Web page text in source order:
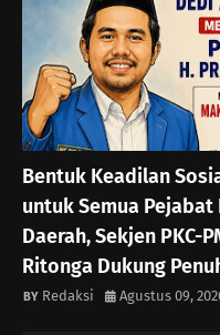
Bentuk Keadilan
untuk Semua
Daerah, Sekjen PKC-
Ritonga Dukung
Redaksi Agustus 09,